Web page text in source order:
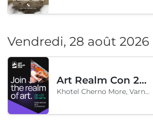
Vendredi, 28 août 2026
Art Realm Con 2026
Khotel Cherno More, Varna, BG